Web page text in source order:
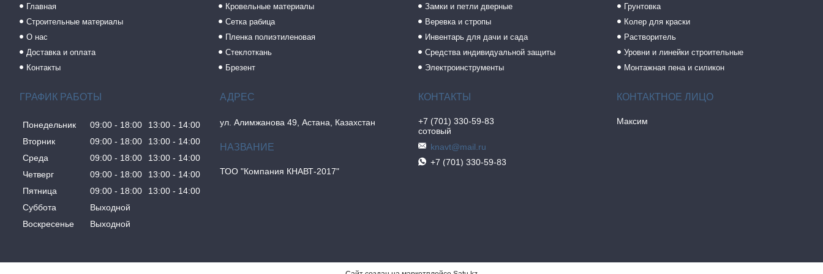
Главная
Строительные материалы
О нас
Доставка и оплата
Контакты
Кровельные материалы
Сетка рабица
Пленка полиэтиленовая
Стеклоткань
Брезент
Замки и петли дверные
Веревка и стропы
Инвентарь для дачи и сада
Средства индивидуальной защиты
Электроинструменты
Грунтовка
Колер для краски
Растворитель
Уровни и линейки строительные
Монтажная пена и силикон
ГРАФИК РАБОТЫ
Понедельник 09:00 18:00 13:00
14:00
Вторник
09:00 18:00 13:00
14:00
Среда
09:00 18:00 13:00
14:00
Четверг
09:00 18:00 13:00
14:00
Пятница
09:00 18:00 13:00
14:00
Суббота
Выходной
Воскресенье
Выходной
ул. Алимжанова 49, Астана, Казахстан
ТОО "Компания КНАВТ-2017"
+7 (701) 330-59-83
сотовый
knavt@mail.ru
+7 (701) 330-59-83
Максим